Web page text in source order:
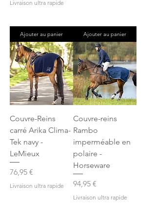
Livraison ultra rapide
Ajouter au panier Ajouter au panier
Couvre-Reins
carré Arika Clima-
Tek navy -
LeMieux
Prix
76,95 €
Livraison ultra rapide
Couvre-reins
Rambo
imperméable en
polaire -
Horseware
Prix
94,95 €
Livraison ultra rapide